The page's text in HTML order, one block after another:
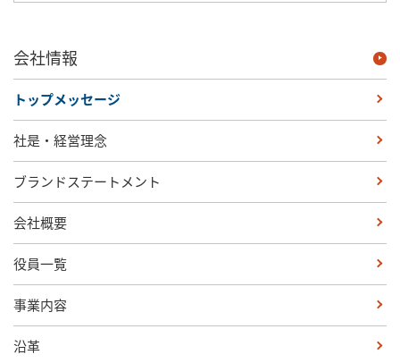
会社情報
トップメッセージ
社是・経営理念
ブランドステートメント
会社概要
役員一覧
事業内容
沿革